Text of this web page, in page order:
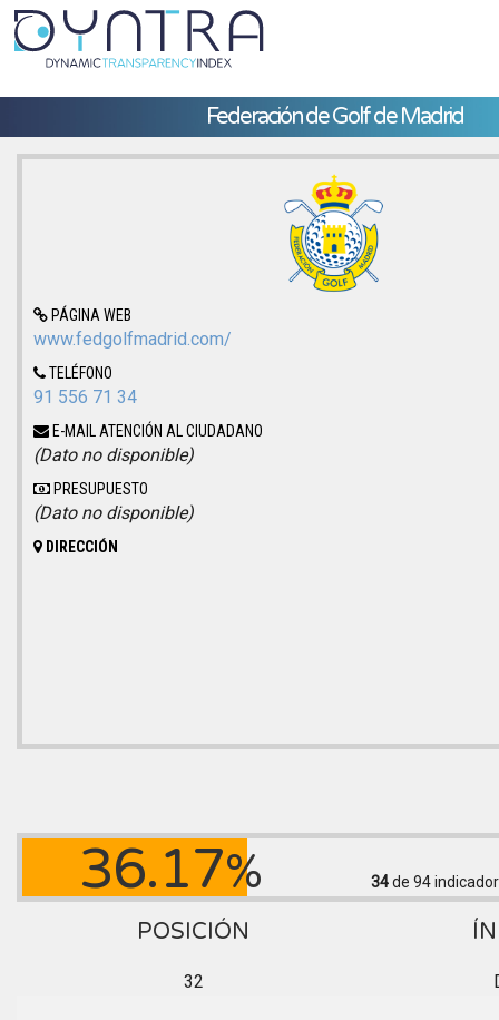
Federación de Golf de Madrid
PÁGINA WEB
www.fedgolfmadrid.com/
TELÉFONO
91 556 71 34
E-MAIL ATENCIÓN AL CIUDADANO
(Dato no disponible)
PRESUPUESTO
(Dato no disponible)
DIRECCIÓN
36.17% 34de 94
POSICIÓN
32